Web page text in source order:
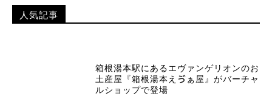
人気記事
箱根湯本駅にあるエヴァンゲリオンのお
土産屋『箱根湯本えゔぁ屋』がバーチャ
ルショップで登場